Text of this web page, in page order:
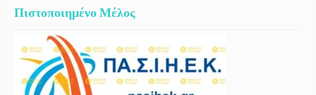
Πιστοποιημένο Μέλος